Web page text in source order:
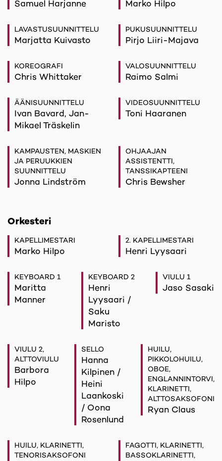
Samuel Harjanne Marko Hilpo
LAVASTUSUUNNITTELU
Marjatta Kuivasto
PUKUSUUNNITTELU
Pirjo Liiri-Majava
KOREOGRAFI
Chris Whittaker
VALOSUUNNITTELU
Raimo Salmi
ÄÄNISUUNNITTELU
Ivan Bavard, Jan-
Mikael Träskelin
VIDEOSUUNNITTELU
Toni Haaranen
KAMPAUSTEN, MASKIEN
JA PERUUKKIEN
SUUNNITTELU
Jonna Lindström
OHJAAJAN
ASSISTENTTI,
TANSSIKAPTEENI
Chris Bewsher
Orkesteri
KAPELLIMESTARI
Marko Hilpo
2. KAPELLIMESTARI
Henri Lyysaari
KEYBOARD 1
Maritta
Manner
KEYBOARD 2
Henri
Lyysaari /
Saku
Maristo
VIULU 1
Jaso Sasaki
VIULU 2,
ALTTOVIULU
Barbora
Hilpo
SELLO
Hanna
Kilpinen /
Heini
Laankoski
/ Oona
Rosenlund
HUILU,
PIKKOLOHUILU,
OBOE,
ENGLANNINTORVI,
KLARINETTI,
ALTTOSAKSOFONI
Ryan Claus
HUILU, KLARINETTI,
TENORISAKSOFONI
FAGOTTI, KLARINETTI,
BASSOKLARINETTI,